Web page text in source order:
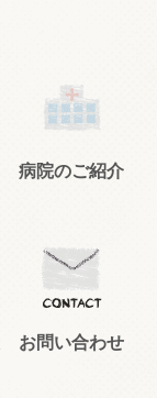
病院のご紹介
お問い合わせ